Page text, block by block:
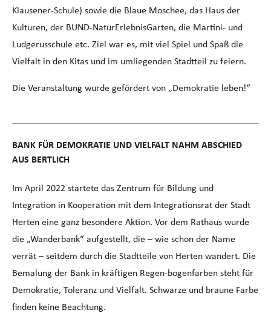
Klausener-Schule) sowie die Blaue Moschee, das Haus der
Kulturen, der BUND-NaturErlebnisGarten, die Martini- und
Ludgerusschule etc. Ziel war es, mit viel Spiel und Spaß die
Vielfalt in den Kitas und im umliegenden Stadtteil zu feiern.
Die Veranstaltung wurde gefördert von „Demokratie leben!“
BANK FÜR DEMOKRATIE UND VIELFALT NAHM ABSCHIED
AUS BERTLICH
Im April 2022 startete das Zentrum für Bildung und
Integration in Kooperation mit dem Integrationsrat der Stadt
Herten eine ganz besondere Aktion. Vor dem Rathaus wurde
die „Wanderbank“ aufgestellt, die – wie schon der Name
verrät – seitdem durch die Stadtteile von Herten wandert. Die
Bemalung der Bank in kräftigen Regen-bogenfarben steht für
Demokratie, Toleranz und Vielfalt. Schwarze und braune Farbe
finden keine Beachtung.